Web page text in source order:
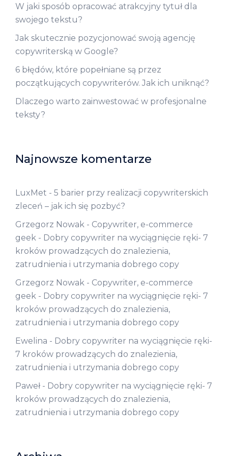
W jaki sposób opracować atrakcyjny tytuł dla
swojego tekstu?
Jak skutecznie pozycjonować swoją agencję
copywriterską w Google?
6 błędów, które popełniane są przez
początkujących copywriterów. Jak ich uniknąć?
Dlaczego warto zainwestować w profesjonalne
teksty?
Najnowsze komentarze
LuxMet - 5 barier przy realizacji copywriterskich
zleceń – jak ich się pozbyć?
Grzegorz Nowak - Copywriter, e-commerce
geek - Dobry copywriter na wyciągnięcie ręki- 7
kroków prowadzących do znalezienia,
zatrudnienia i utrzymania dobrego copy
Grzegorz Nowak - Copywriter, e-commerce
geek - Dobry copywriter na wyciągnięcie ręki- 7
kroków prowadzących do znalezienia,
zatrudnienia i utrzymania dobrego copy
Ewelina - Dobry copywriter na wyciągnięcie ręki-
7 kroków prowadzących do znalezienia,
zatrudnienia i utrzymania dobrego copy
Paweł- Dobry copywriter na wyciągnięcie ręki- 7
kroków prowadzących do znalezienia,
zatrudnienia i utrzymania dobrego copy